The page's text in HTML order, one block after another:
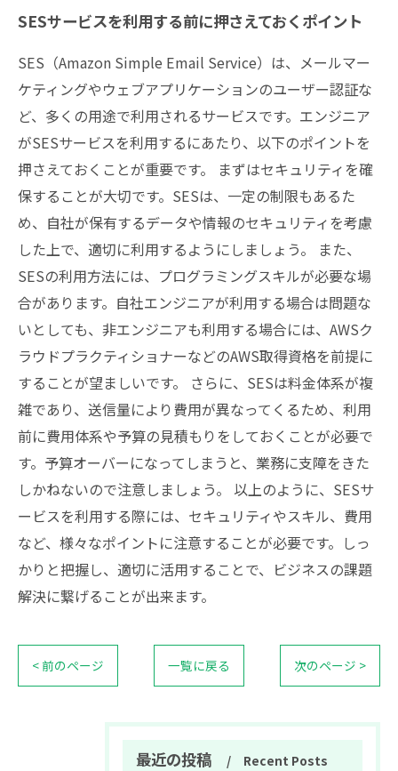
SESサービスを利用する前に押さえておくポイント
SES（Amazon Simple Email Service）は、メールマー
ケティングやウェブアプリケーションのユーザー認証な
ど、多くの用途で利用されるサービスです。エンジニア
がSESサービスを利用するにあたり、以下のポイントを
押さえておくことが重要です。 まずはセキュリティを確
保することが大切です。SESは、一定の制限もあるた
め、自社が保有するデータや情報のセキュリティを考慮
した上で、適切に利用するようにしましょう。 また、
SESの利用方法には、プログラミングスキルが必要な場
合があります。自社エンジニアが利用する場合は問題な
いとしても、非エンジニアも利用する場合には、AWSク
ラウドプラクティショナーなどのAWS取得資格を前提に
することが望ましいです。 さらに、SESは料金体系が複
雑であり、送信量により費用が異なってくるため、利用
前に費用体系や予算の見積もりをしておくことが必要で
す。予算オーバーになってしまうと、業務に支障をきた
しかねないので注意しましょう。 以上のように、SESサ
ービスを利用する際には、セキュリティやスキル、費用
など、様々なポイントに注意することが必要です。しっ
かりと把握し、適切に活用することで、ビジネスの課題
解決に繋げることが出来ます。
< 前のページ 一覧に戻る 次のページ >
最近の投稿 Recent Posts